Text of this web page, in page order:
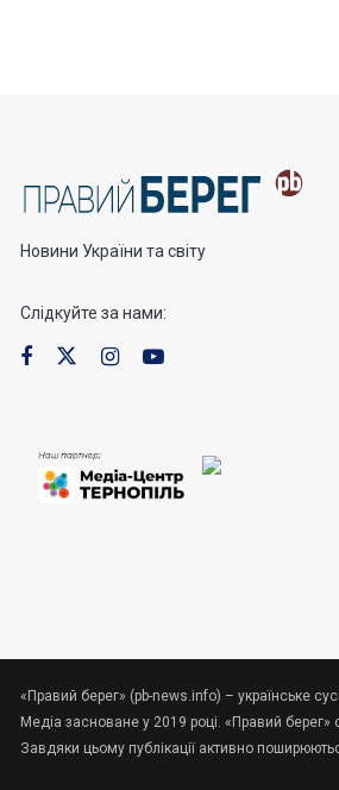
Новини України та світу
Слідкуйте за нами:
«Правий берег» (pb-news.info) – українське
Медіа засноване у 2019 році. «Правий берег»
Завдяки цьому публікації активно